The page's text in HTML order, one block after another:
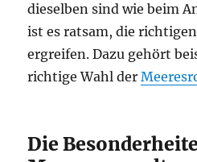
dieselben sind wie beim
ist es ratsam, die
ergreifen. Dazu gehört
richtige Wahl der
Die